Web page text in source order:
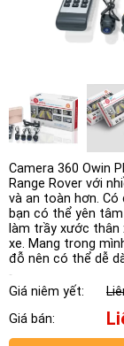
Camera 360 Owin
Range Rover với
và an toàn hơn.
bạn có thể yên
làm trầy xước
xe. Mang trong
đỗ nên có thể dễ
Giá niêm yết:
Giá bán: